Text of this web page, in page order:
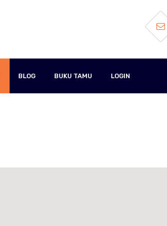
BLOG BUKU TAMU LOGIN